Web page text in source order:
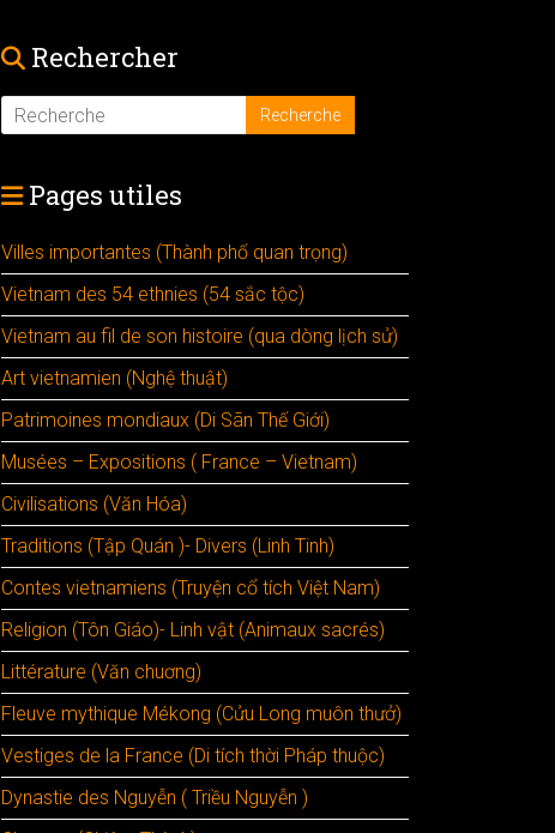
Rechercher
Pages utiles
Villes importantes (Thành phố quan trọng)
Vietnam des 54 ethnies (54 sắc tộc)
Vietnam au fil de son histoire (qua dòng lịch sử)
Art vietnamien (Nghệ thuật)
Patrimoines mondiaux (Di Sãn Thế Giới)
Musées – Expositions ( France – Vietnam)
Civilisations (Văn Hóa)
Traditions (Tập Quán )- Divers (Linh Tinh)
Contes vietnamiens (Truyện cổ tích Việt Nam)
Religion (Tôn Giáo)- Linh vật (Animaux sacrés)
Littérature (Văn chuơng)
Fleuve mythique Mékong (Cửu Long muôn thưở)
Vestiges de la France (Di tích thời Pháp thuộc)
Dynastie des Nguyễn ( Triều Nguyễn )